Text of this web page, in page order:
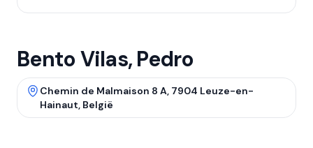
Bento Vilas, Pedro
Chemin de Malmaison 8 A, 7904 Leuze-en-
Hainaut, België